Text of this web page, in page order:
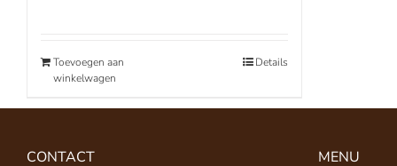
Toevoegen aan
winkelwagen
Details
CONTACT MENU